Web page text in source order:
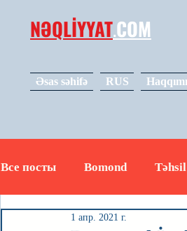
NƏQLİYYAT.COM
Əsas səhifə RUS
Все посты Bomond Təhsil
Video
1 апр. 2021 г.